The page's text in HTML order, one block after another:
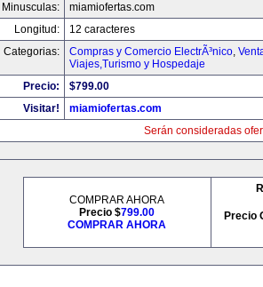
Minusculas:
miamiofertas.com
Longitud:
12 caracteres
Categorias:
Compras y Comercio ElectrÃ³nico,
Viajes,Turismo y Hospedaje
Precio:
$799.00
Visitar!
miamiofertas.com
Serán consideradas
COMPRAR AHORA
Precio $799.00
COMPRAR AHORA
Precio